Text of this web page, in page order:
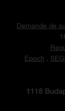
Demande de
Epoch ,